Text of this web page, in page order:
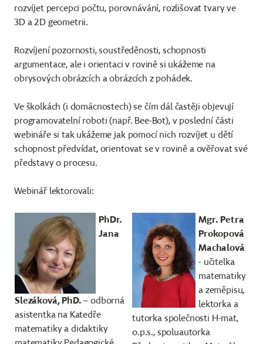
rozvíjet percepci počtu, porovnávání, rozlišovat tvary ve
3D a 2D geometrii.
Rozvíjení pozornosti, soustředěnosti, schopnosti
argumentace, ale i orientaci v rovině si ukážeme na
obrysových obrázcích a obrázcích z pohádek.
Ve školkách (i domácnostech) se čím dál častěji objevují
programovatelní roboti (např. Bee-Bot), v poslední části
webináře si tak ukážeme jak pomocí nich rozvíjet u dětí
schopnost předvídat, orientovat se v rovině a ověřovat své
představy o procesu.
Webinář lektorovali:
PhDr.
Jana
Slezáková, PhD. – odborná
asistentka na Katedře
matematiky a didaktiky
Mgr. Petra
Prokopová
Machalová
- učitelka
matematiky
a zeměpisu,
lektorka a
tutorka společnosti H-mat,
o.p.s., spoluautorka